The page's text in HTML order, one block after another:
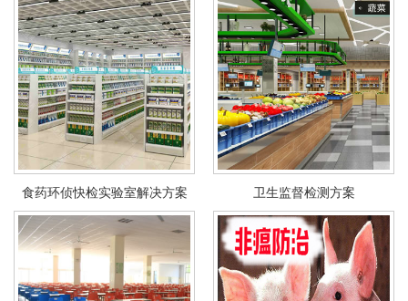
食药环侦快检实验室解决方案 卫生监督检测方案